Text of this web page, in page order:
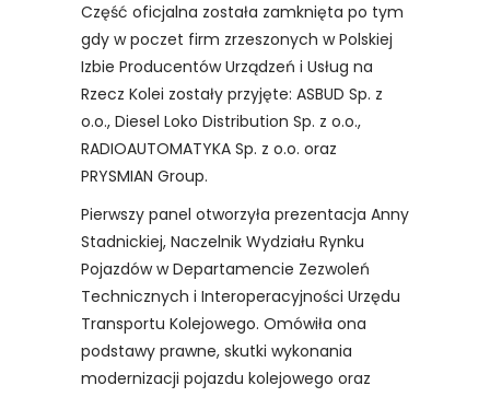
Część oficjalna została zamknięta po tym
gdy w poczet firm zrzeszonych w Polskiej
Izbie Producentów Urządzeń i Usług na
Rzecz Kolei zostały przyjęte: ASBUD Sp. z
o.o., Diesel Loko Distribution Sp. z o.o.,
RADIOAUTOMATYKA Sp. z o.o. oraz
PRYSMIAN Group.
Pierwszy panel otworzyła prezentacja Anny
Stadnickiej, Naczelnik Wydziału Rynku
Pojazdów w Departamencie Zezwoleń
Technicznych i Interoperacyjności Urzędu
Transportu Kolejowego. Omówiła ona
podstawy prawne, skutki wykonania
modernizacji pojazdu kolejowego oraz